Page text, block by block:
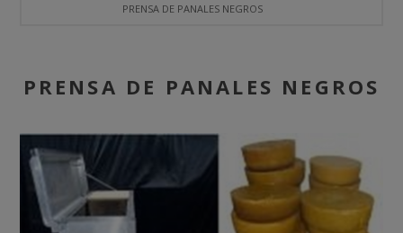
PRENSA DE PANALES NEGROS
PRENSA DE PANALES NEGROS